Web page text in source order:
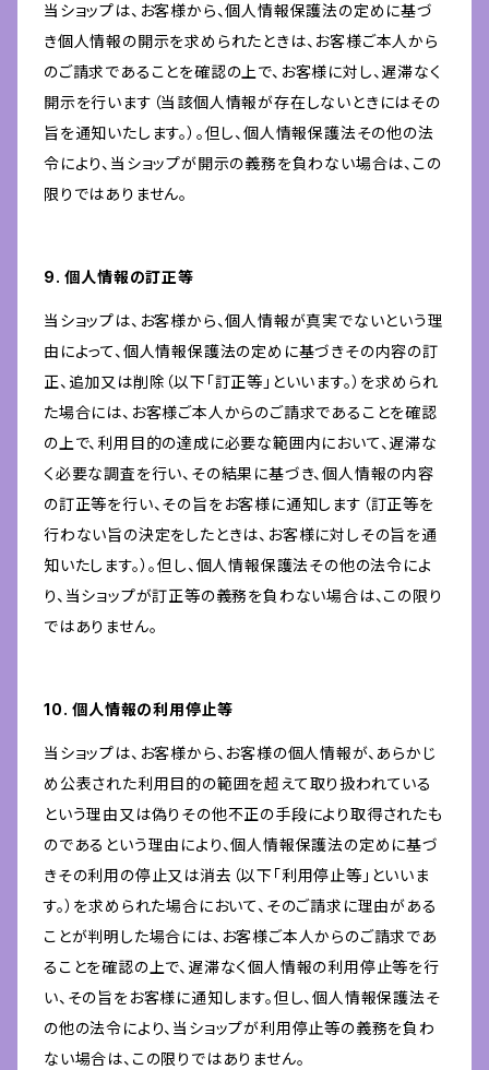
当ショップは、お客様から、個人情報保護法の定めに基づ
き個人情報の開示を求められたときは、お客様ご本人から
のご請求であることを確認の上で、お客様に対し、遅滞なく
開示を行います（当該個人情報が存在しないときにはその
旨を通知いたします。）。但し、個人情報保護法その他の法
令により、当ショップが開示の義務を負わない場合は、この
限りではありません。
9. 個人情報の訂正等
当ショップは、お客様から、個人情報が真実でないという理
由によって、個人情報保護法の定めに基づきその内容の訂
正、追加又は削除（以下「訂正等」といいます。）を求められ
た場合には、お客様ご本人からのご請求であることを確認
の上で、利用目的の達成に必要な範囲内において、遅滞な
く必要な調査を行い、その結果に基づき、個人情報の内容
の訂正等を行い、その旨をお客様に通知します（訂正等を
行わない旨の決定をしたときは、お客様に対しその旨を通
知いたします。）。但し、個人情報保護法その他の法令によ
り、当ショップが訂正等の義務を負わない場合は、この限り
ではありません。
10. 個人情報の利用停止等
当ショップは、お客様から、お客様の個人情報が、あらかじ
め公表された利用目的の範囲を超えて取り扱われている
という理由又は偽りその他不正の手段により取得されたも
のであるという理由により、個人情報保護法の定めに基づ
きその利用の停止又は消去（以下「利用停止等」といいま
す。）を求められた場合において、そのご請求に理由がある
ことが判明した場合には、お客様ご本人からのご請求であ
ることを確認の上で、遅滞なく個人情報の利用停止等を行
い、その旨をお客様に通知します。但し、個人情報保護法そ
の他の法令により、当ショップが利用停止等の義務を負わ
ない場合は、この限りではありません。